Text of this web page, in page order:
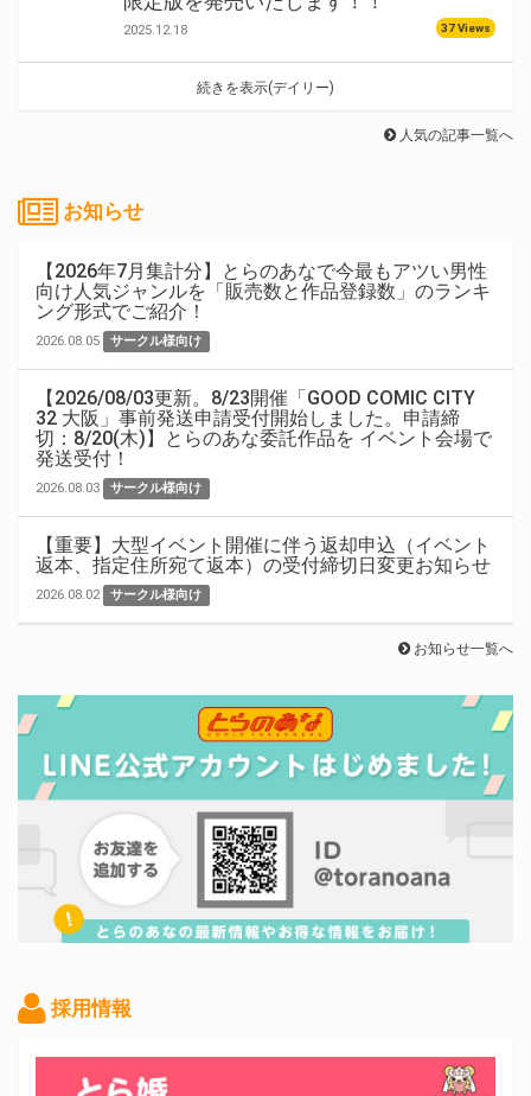
2025.12.18 37 Views
続きを表示(デイリー)
人気の記事一覧へ
お知らせ
【2026年7月集計分】とらのあなで今最もアツい男性
向け人気ジャンルを「販売数と作品登録数」のランキ
ング形式でご紹介！
2026.08.05 サークル様向け
【2026/08/03更新。8/23開催「GOOD COMIC CITY
32 大阪」事前発送申請受付開始しました。申請締
切：8/20(木)】とらのあな委託作品を イベント会場で
発送受付！
2026.08.03 サークル様向け
【重要】大型イベント開催に伴う返却申込（イベント
返本、指定住所宛て返本）の受付締切日変更お知らせ
2026.08.02 サークル様向け
お知らせ一覧へ
採用情報